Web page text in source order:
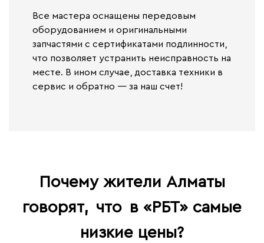
Все мастера оснащены передовым
оборудованием и оригинальными
запчастями с сертификатами подлинности,
что позволяет устранить неисправность на
месте. В ином случае, доставка техники в
сервис и обратно — за наш счет!
Почему жители Алматы
говорят, что в «РБТ» самые
низкие цены?